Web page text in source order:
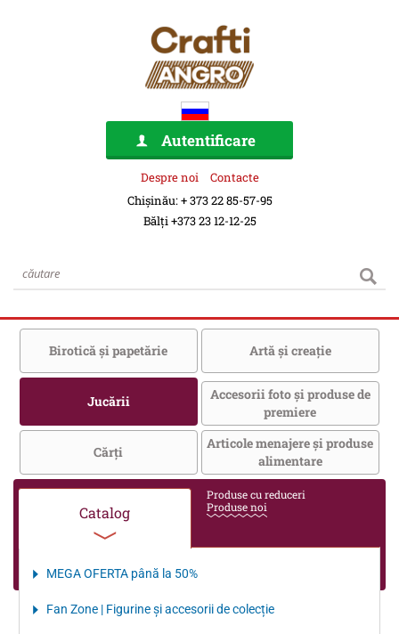
Autentificare
Despre noi
Contacte
Chișinău: + 373 22 85-57-95
Bălți +373 23 12-12-25
Birotică şi papetărie Artă şi creaţie
Jucării
Accesorii foto şi produse de
premiere
Cărţi
Articole menajere și produse
alimentare
Catalog
Produse cu reduceri
Produse noi
MEGA OFERTA până la 50%
Fan Zone | Figurine și accesorii de colecție